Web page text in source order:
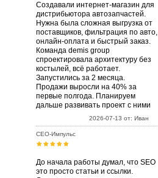
Создавали интернет-магазин для
дистрибьютора автозапчастей.
Нужна была сложная выгрузка от
поставщиков, фильтрация по авто,
онлайн-оплата и быстрый заказ.
Команда demis group
спроектировала архитектуру без
костылей, всё работает.
Запустились за 2 месяца.
Продажи выросли на 40% за
первые полгода. Планируем
дальше развивать проект с ними
2026-07-13 от: Иван
СЕО-Импульс
До начала работы думал, что SEO
это просто статьи и ссылки.